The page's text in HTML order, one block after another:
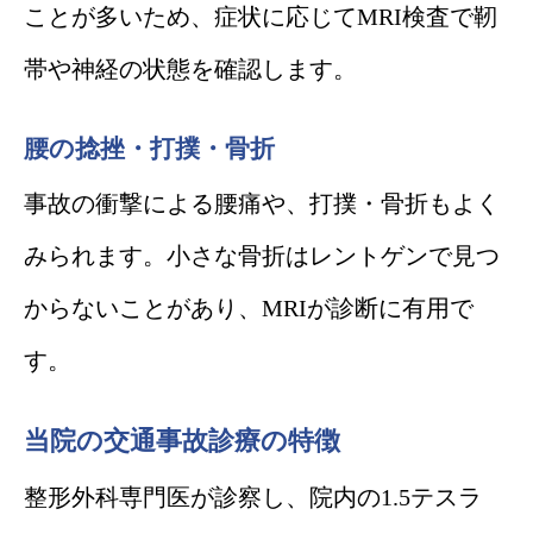
ことが多いため、症状に応じてMRI検査で靭
帯や神経の状態を確認します。
腰の捻挫・打撲・骨折
事故の衝撃による腰痛や、打撲・骨折もよく
みられます。小さな骨折はレントゲンで見つ
からないことがあり、MRIが診断に有用で
す。
当院の交通事故診療の特徴
整形外科専門医が診察し、院内の1.5テスラ